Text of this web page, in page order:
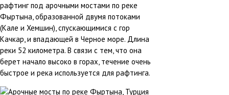
рафтинг под арочными мостами по реке
Фыртына, образованной двумя потоками
(Кале и Хемшин), спускающимися с гор
Качкар, и впадающей в Черное море. Длина
реки 52 километра. В связи с тем, что она
берет начало высоко в горах, течение очень
быстрое и река используется для рафтинга.